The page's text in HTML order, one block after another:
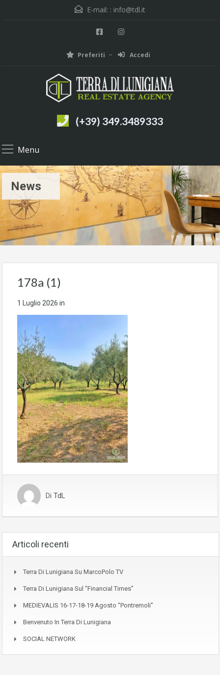
E-mail: : info@tdl.it
Preferiti Accedi
(+39) 349.3489333
Menu
News
178a (1)
1 Luglio 2026 in
Di TdL
Articoli recenti
Terra Di Lunigiana Su MarcoPolo TV
Terra Di Lunigiana Sul “Financial Times”
MEDIEVALIS 16-17-18-19 Agosto “Pontremoli”
Benvenuto In Terra Di Lunigiana
SOCIAL NETWORK